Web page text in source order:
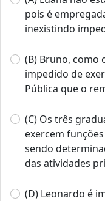
pois é
inexistindo
(B) Bruno, como
impedido de
Pública que o
(C) Os três
exercem
sendo
das atividades
(D) Leonardo é